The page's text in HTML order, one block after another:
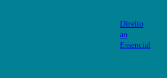
Direito
ao
Essencial